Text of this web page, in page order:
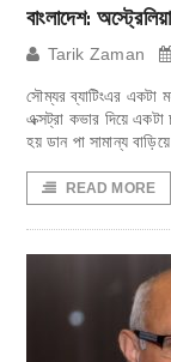
বাংলাদেশ: অস্ট্রেলিয়া
Tarik Zaman
সৌম্যর ব্যাটিংএর একটা
এক্সট্রা কভার দিয়ে
হয় ডান পা সামান্য
READ MORE